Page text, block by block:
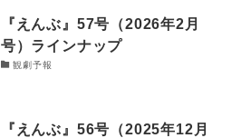
『えんぶ』57号（2026年2月
号）ラインナップ
観劇予報
『えんぶ』56号（2025年12月